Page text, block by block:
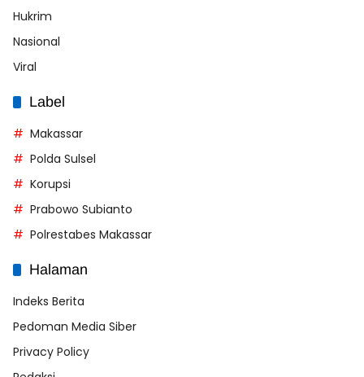
Hukrim
Nasional
Viral
Label
Makassar
Polda Sulsel
Korupsi
Prabowo Subianto
Polrestabes Makassar
Halaman
Indeks Berita
Pedoman Media Siber
Privacy Policy